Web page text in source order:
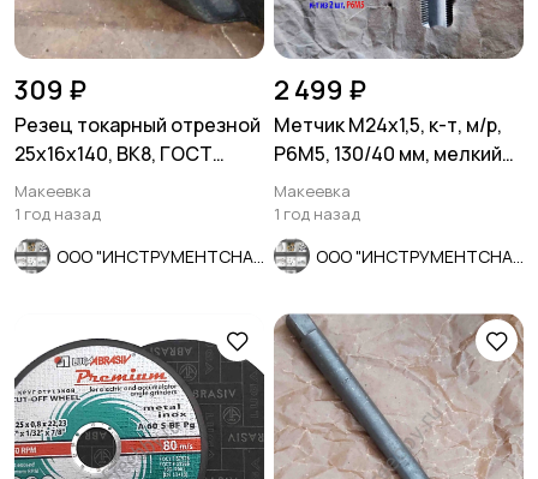
309 ₽
Резец токарный отрезной
25х16х140, ВК8, ГОСТ
18884-73, 2130-0009.
Макеевка
1 год назад
2 499 ₽
Метчик М24х1,5, к-т, м/р,
Р6М5, 130/40 мм, мелкий
шаг, шлифованный.
Макеевка
1 год назад